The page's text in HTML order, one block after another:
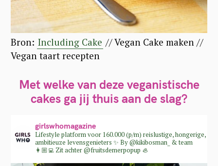
Bron: Including Cake // Vegan Cake maken //
Vegan taart recepten
Met welke van deze veganistische
cakes ga jij thuis aan de slag?
girlswhomagazine
Lifestyle platform voor 160.000 (p/m) reislustige, hongerige,
ambitieuze levensgenieters ✨ By @kikibosman_ & team
👩🏼‍💻 Zit achter @fruitsdemerpopup 🦪
: